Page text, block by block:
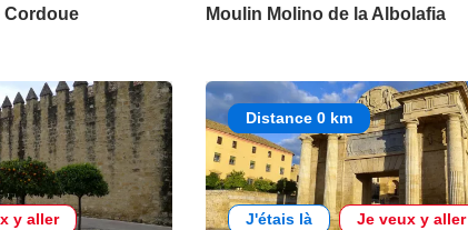
Cordoue Moulin Molino de la Albolafia
y aller
Distance 0 km
J'étais là Je veux y aller